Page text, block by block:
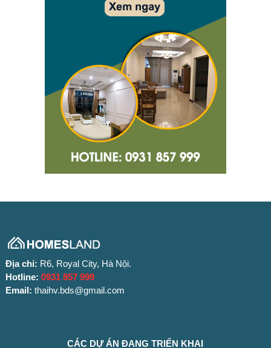
Địa chỉ: R6, Royal City, Hà Nội.
Hotline: 0931 857 999
Email: thaihv.bds@gmail.com
CÁC DỰ ÁN ĐANG TRIỂN KHAI